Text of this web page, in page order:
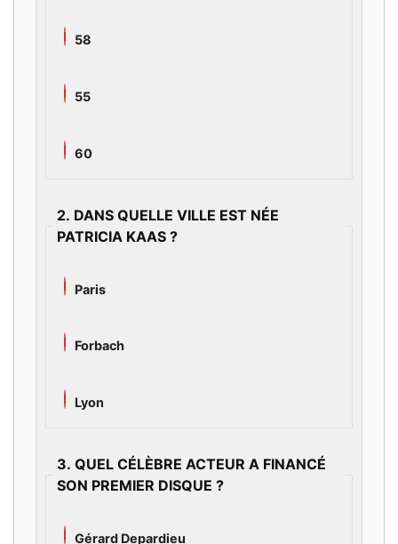
58
55
60
2. DANS QUELLE VILLE EST NÉE
PATRICIA KAAS ?
Paris
Forbach
Lyon
3. QUEL CÉLÈBRE ACTEUR A FINANCÉ
SON PREMIER DISQUE ?
Gérard Depardieu